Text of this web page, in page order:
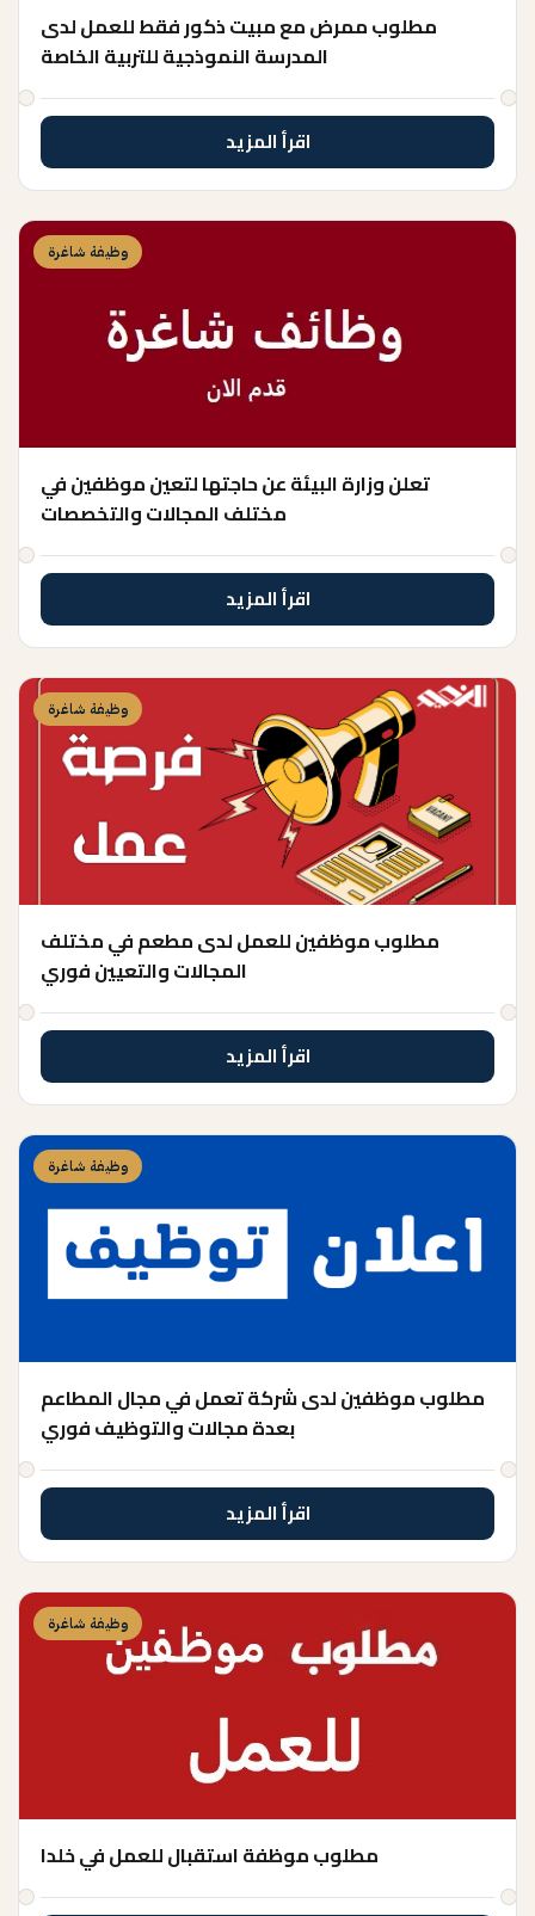
مطلوب ممرض مع مبيت ذكور فقط للعمل لدى
المدرسة النموذجية للتربية الخاصة
اقرأ المزيد
وظيفة شاغرة
تعلن وزارة البيئة عن حاجتها لتعين موظفين في
مختلف المجالات والتخصصات
اقرأ المزيد
وظيفة شاغرة
مطلوب موظفين للعمل لدى مطعم في مختلف
المجالات والتعيين فوري
اقرأ المزيد
وظيفة شاغرة
مطلوب موظفين لدى شركة تعمل في مجال المطاعم
بعدة مجالات والتوظيف فوري
اقرأ المزيد
وظيفة شاغرة
مطلوب موظفة استقبال للعمل في خلدا